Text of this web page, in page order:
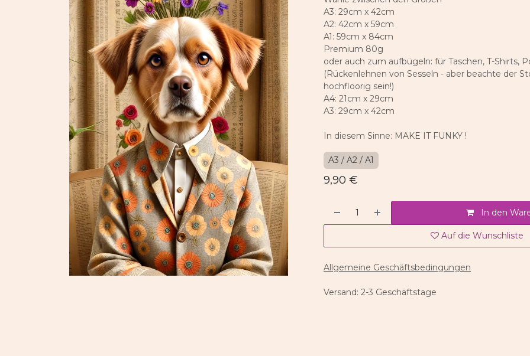
A3: 29cm x 42cm
A2: 42cm x 59cm
A1: 59cm x 84cm
Premium 80g
oder auch zum aufbügeln: für Taschen, T-Shirts,
(Rückenlehnen von Sesseln - aber beachte der
hochfloorig sein!)
A4: 21cm x 29cm
A3: 29cm x 42cm
In diesem Sinne: MAKE IT FUNKY !
A3 / A2 / A1
9,90 €
In den
Auf die Wunschliste
Allgemeine Geschäftsbedingungen
Versand: 2-3 Geschäftstage